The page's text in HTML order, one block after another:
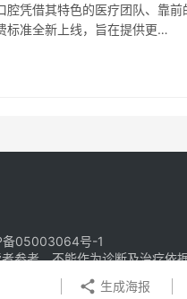
生成海报
凭借其特色的医疗团队、靠
标准全新上线，旨在提供更…
备05003064号-1
参考，不能作为诊断及治疗